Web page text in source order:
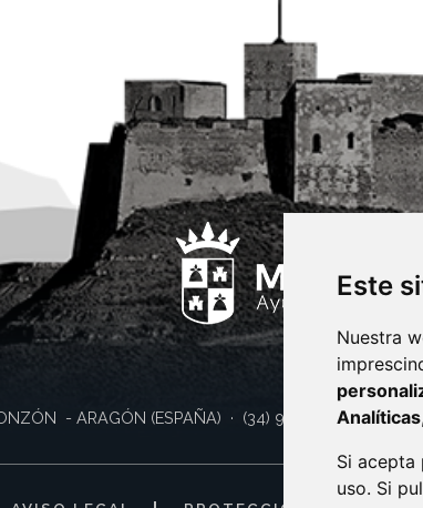
Este
Nuestra
Analíticas
Si acepta
uso. Si
- ARAGÓN (ESPAÑA) · (34) 974 400 700 ·